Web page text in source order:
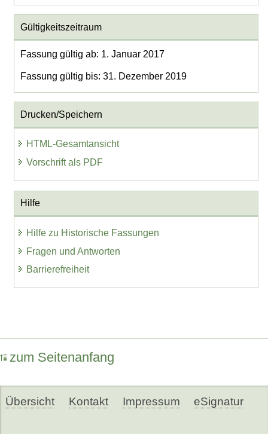
Gültigkeitszeitraum
Fassung gültig ab: 1. Januar 2017
Fassung gültig bis: 31. Dezember 2019
Drucken/Speichern
HTML-Gesamtansicht
Vorschrift als PDF
Hilfe
Hilfe zu Historische Fassungen
Fragen und Antworten
Barrierefreiheit
zum Seitenanfang
Übersicht Kontakt Impressum eSignatur